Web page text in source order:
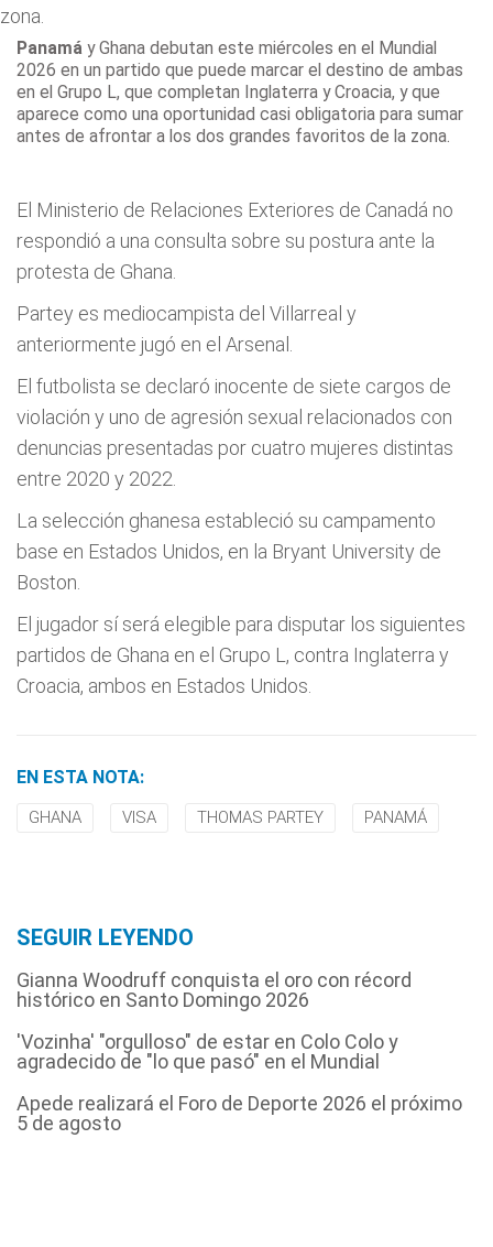
Panamáy Ghana debutan este miércoles en el Mundial
2026 en un partido que puede marcar el destino de ambas
en el Grupo L, que completan Inglaterra y Croacia, y que
aparece como una oportunidad casi obligatoria para sumar
antes de afrontar a los dos grandes favoritos de la zona.
El Ministerio de Relaciones Exteriores de Canadá no
respondió a una consulta sobre su postura ante la
protesta de Ghana.
Partey es mediocampista del Villarreal y
anteriormente jugó en el Arsenal.
El futbolista se declaró inocente de siete cargos de
violación y uno de agresión sexual relacionados con
denuncias presentadas por cuatro mujeres distintas
entre 2020 y 2022.
La selección ghanesa estableció su campamento
base en Estados Unidos, en la Bryant University de
Boston.
El jugador sí será elegible para disputar los siguientes
partidos de Ghana en el Grupo L, contra Inglaterra y
Croacia, ambos en Estados Unidos.
EN ESTA NOTA:
GHANA VISA THOMAS PARTEY PANAMÁ
SEGUIR LEYENDO
Gianna Woodruff conquista el oro con récord
histórico en Santo Domingo 2026
'Vozinha' "orgulloso" de estar en Colo Colo y
agradecido de "lo que pasó" en el Mundial
Apede realizará el Foro de Deporte 2026 el próximo
5 de agosto